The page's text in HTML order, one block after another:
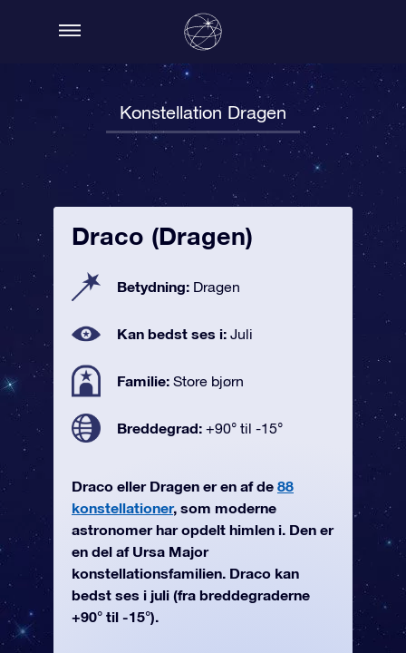
Konstellation Dragen
Draco (Dragen)
Betydning: Dragen
Kan bedst ses i: Juli
Familie: Store bjørn
Breddegrad: +90° til -15°
Draco eller Dragen er en af de 88
konstellationer, som moderne
astronomer har opdelt himlen i. Den er
en del af Ursa Major
konstellationsfamilien. Draco kan
bedst ses i juli (fra breddegraderne
+90° til -15°).